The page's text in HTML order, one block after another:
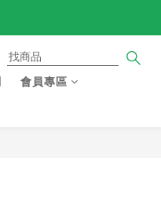
會員專區